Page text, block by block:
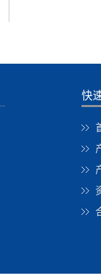
清洗和管道内
构成一个球状
(釜、罐、舱等)
头、旋转喷头
们需求明确各
和优化疏通喷
洁力在业内广
机，它拥有大
使在恶劣的环
以清除的污垢
清洗机在各个
机用于清洗汽
简单、携带方
5-3。0GPM。
与清洁。3.商
由于需要长时
快